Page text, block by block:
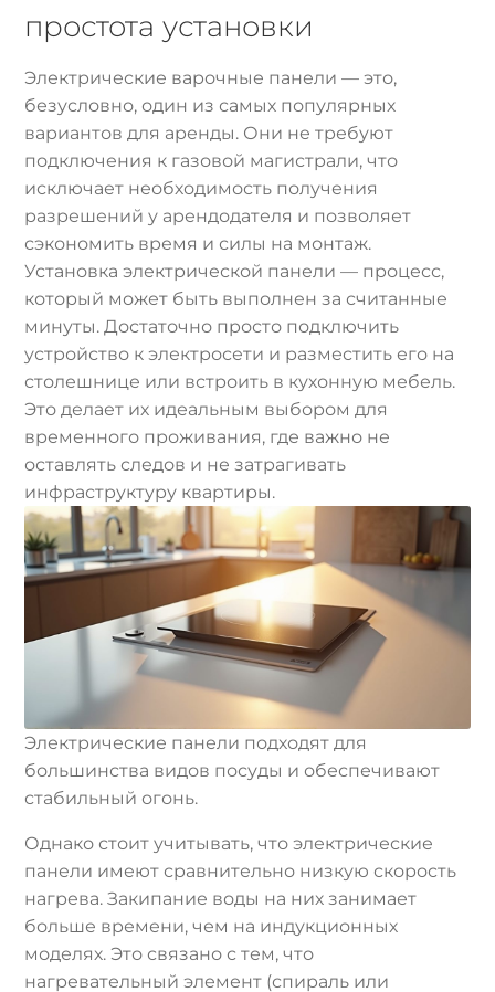
простота установки
Электрические варочные панели — это,
безусловно, один из самых популярных
вариантов для аренды. Они не требуют
подключения к газовой магистрали, что
исключает необходимость получения
разрешений у арендодателя и позволяет
сэкономить время и силы на монтаж.
Установка электрической панели — процесс,
который может быть выполнен за считанные
минуты. Достаточно просто подключить
устройство к электросети и разместить его на
столешнице или встроить в кухонную мебель.
Это делает их идеальным выбором для
временного проживания, где важно не
оставлять следов и не затрагивать
инфраструктуру квартиры.
Электрические панели подходят для
большинства видов посуды и обеспечивают
стабильный огонь.
Однако стоит учитывать, что электрические
панели имеют сравнительно низкую скорость
нагрева. Закипание воды на них занимает
больше времени, чем на индукционных
моделях. Это связано с тем, что
нагревательный элемент (спираль или